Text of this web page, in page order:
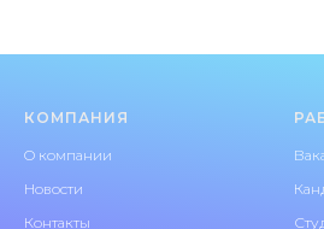
КОМПАНИЯ
O компании
Новости
Контакты